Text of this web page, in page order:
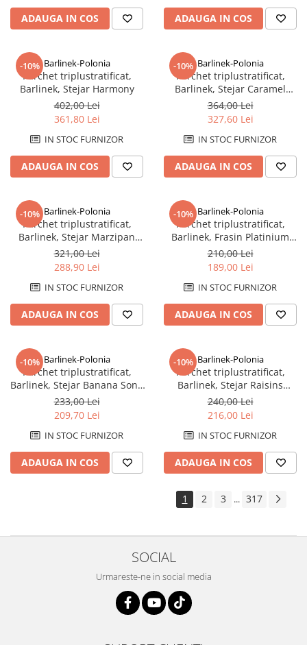
ADAUGA IN COS ADAUGA IN COS
-10% Barlinek-Polonia
Parchet triplustratificat,
Barlinek, Stejar Harmony
402,00 Lei
361,80 Lei
IN STOC FURNIZOR
ADAUGA IN COS
-10% Barlinek-Polonia
Parchet triplustratificat,
Barlinek, Stejar Caramel
Grande
364,00 Lei
327,60 Lei
IN STOC FURNIZOR
ADAUGA IN COS
-10% Barlinek-Polonia
Parchet triplustratificat,
Barlinek, Stejar Marzipan
Muffin Grande
321,00 Lei
288,90 Lei
IN STOC FURNIZOR
ADAUGA IN COS
-10% Barlinek-Polonia
Parchet triplustratificat,
Barlinek, Frasin Platinium
Molti
210,00 Lei
189,00 Lei
IN STOC FURNIZOR
ADAUGA IN COS
-10% Barlinek-Polonia
Parchet triplustratificat,
Barlinek, Stejar Banana Song
Grande Scurt
233,00 Lei
209,70 Lei
IN STOC FURNIZOR
ADAUGA IN COS
-10% Barlinek-Polonia
Parchet triplustratificat,
Barlinek, Stejar Raisins
Grande
240,00 Lei
216,00 Lei
IN STOC FURNIZOR
ADAUGA IN COS
1 2 3 ... 317
SOCIAL
Urmareste-ne in social media